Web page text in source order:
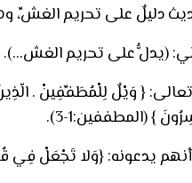
دليلٌ على تحريم الغشِّ،
(يدلُّ على تحريم الغش…).
{ وَيْلٌ لِلْمُطَفِّفِينْ .
} (المطففين:1-3).
يدعونه: {وَلا تَجْعَلْ فِي